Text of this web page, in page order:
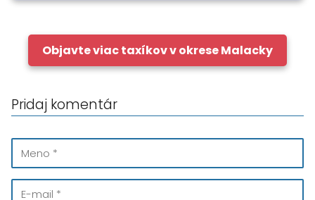
Objavte viac taxíkov v okrese Malacky
Pridaj komentár